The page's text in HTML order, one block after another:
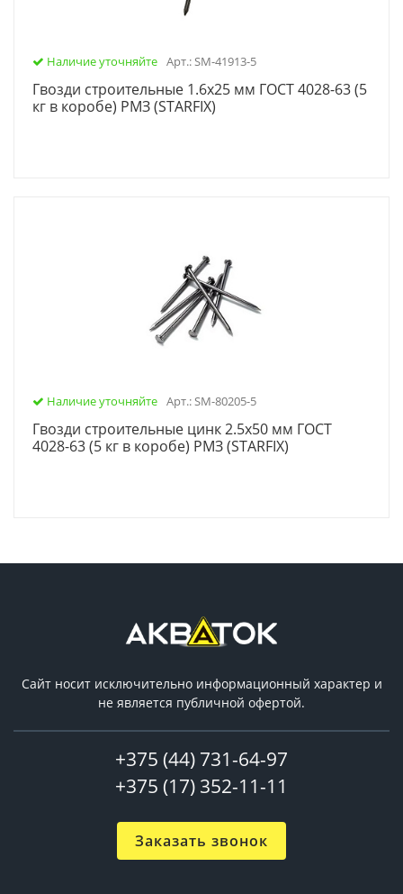
Наличие уточняйте Арт.: SM-41913-5
Гвозди строительные 1.6х25 мм ГОСТ 4028-63 (5
кг в коробе) РМЗ (STARFIX)
Наличие уточняйте Арт.: SM-80205-5
Гвозди строительные цинк 2.5х50 мм ГОСТ
4028-63 (5 кг в коробе) РМЗ (STARFIX)
Сайт носит исключительно информационный характер и
не является публичной офертой.
+375 (44) 731-64-97
+375 (17) 352-11-11
Заказать звонок